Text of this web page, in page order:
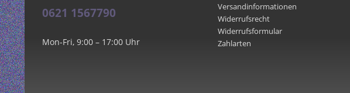
0621 1567790
Mon-Fri, 9:00 – 17:00 Uhr
Versandinformationen
Widerrufsrecht
Widerrufsformular
Zahlarten